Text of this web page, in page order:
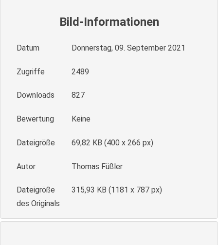
Bild-Informationen
Datum Donnerstag, 09. September 2021
Zugriffe 2489
Downloads 827
Bewertung Keine
Dateigröße 69,82 KB (400 x 266 px)
Autor Thomas Füßler
Dateigröße
des Originals
315,93 KB (1181 x 787 px)